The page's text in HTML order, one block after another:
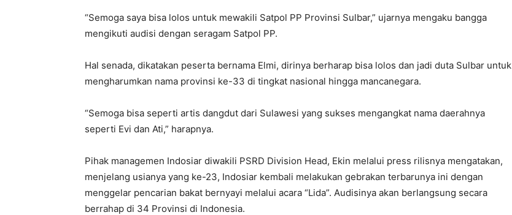
“Semoga saya bisa lolos untuk mewakili Satpol PP Provinsi Sulbar,” ujarnya mengaku bangga
mengikuti audisi dengan seragam Satpol PP.
Hal senada, dikatakan peserta bernama Elmi, dirinya berharap bisa lolos dan jadi duta Sulbar untuk
mengharumkan nama provinsi ke-33 di tingkat nasional hingga mancanegara.
“Semoga bisa seperti artis dangdut dari Sulawesi yang sukses mengangkat nama daerahnya
seperti Evi dan Ati,” harapnya.
Pihak managemen Indosiar diwakili PSRD Division Head, Ekin melalui press rilisnya mengatakan,
menjelang usianya yang ke-23, Indosiar kembali melakukan gebrakan terbarunya ini dengan
menggelar pencarian bakat bernyayi melalui acara “Lida”. Audisinya akan berlangsung secara
berrahap di 34 Provinsi di Indonesia.